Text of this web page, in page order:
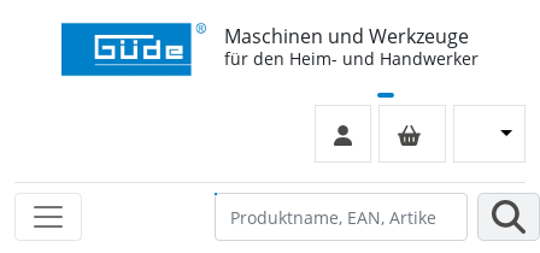
Maschinen und Werkzeuge
für den Heim- und Handwerker